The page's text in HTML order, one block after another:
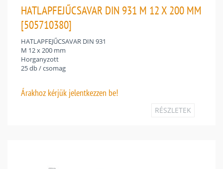
HATLAPFEJŰCSAVAR DIN 931 M 12 X 200 MM
[505710380]
HATLAPFEJŰCSAVAR DIN 931
M 12 x 200 mm
Horganyzott
25 db / csomag
Árakhoz kérjük jelentkezzen be!
RÉSZLETEK